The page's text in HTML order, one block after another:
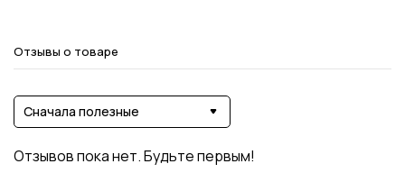
Отзывы о товаре
Сначала полезные
Отзывов пока нет. Будьте первым!